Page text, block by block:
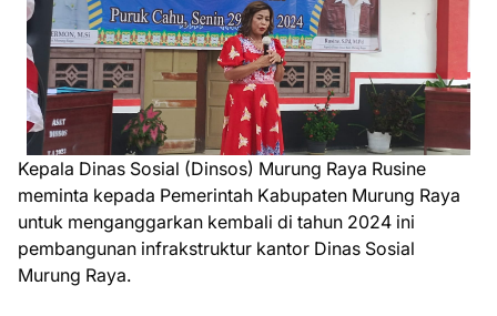
Kepala Dinas Sosial (Dinsos) Murung Raya Rusine
meminta kepada Pemerintah Kabupaten Murung Raya
untuk menganggarkan kembali di tahun 2024 ini
pembangunan infrakstruktur kantor Dinas Sosial
Murung Raya.